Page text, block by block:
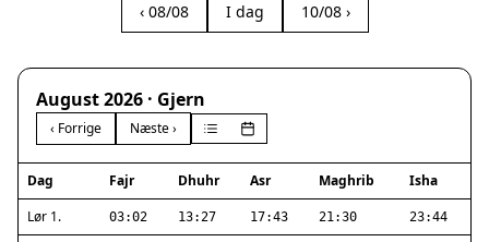
‹ 08/08 I dag 10/08 ›
August 2026 · Gjern
‹ Forrige Næste ›
Dag Fajr Dhuhr Asr Maghrib
Isha
Lør 1.
03:02 13:27 17:43 21:30 23:44